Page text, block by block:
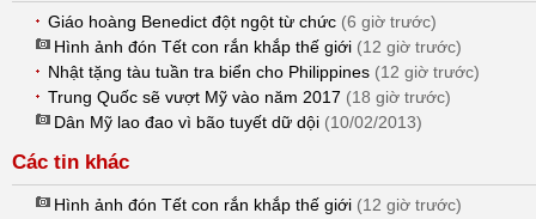
Giáo hoàng Benedict đột ngột từ chức (6 giờ trước)
Hình ảnh đón Tết con rắn khắp thế giới (12 giờ trước)
Nhật tặng tàu tuần tra biển cho Philippines (12 giờ trước)
Trung Quốc sẽ vượt Mỹ vào năm 2017 (18 giờ trước)
Dân Mỹ lao đao vì bão tuyết dữ dội (10/02/2013)
Các tin khác
Hình ảnh đón Tết con rắn khắp thế giới (12 giờ trước)